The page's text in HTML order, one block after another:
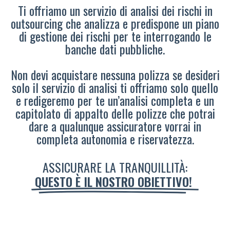
Ti offriamo un servizio di analisi dei rischi in
outsourcing che analizza e predispone un piano
di gestione dei rischi per te interrogando le
banche dati pubbliche.
Non devi acquistare nessuna polizza se desideri
solo il servizio di analisi ti offriamo solo quello
e redigeremo per te un’analisi completa e un
capitolato di appalto delle polizze che potrai
dare a qualunque assicuratore vorrai in
completa autonomia e riservatezza.
ASSICURARE LA TRANQUILLITÀ:
QUESTO È IL NOSTRO OBIETTIVO!